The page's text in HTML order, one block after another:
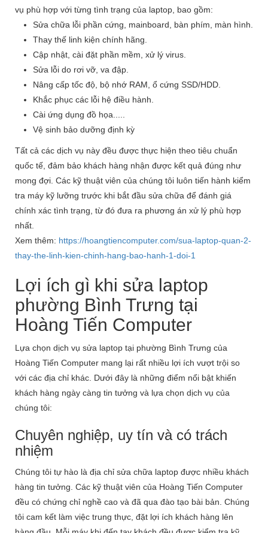
vụ phù hợp với từng tình trạng của laptop, bao gồm:
Sửa chữa lỗi phần cứng, mainboard, bàn phím, màn hình.
Thay thế linh kiện chính hãng.
Cập nhật, cài đặt phần mềm, xử lý virus.
Sửa lỗi do rơi vỡ, va đập.
Nâng cấp tốc độ, bộ nhớ RAM, ổ cứng SSD/HDD.
Khắc phục các lỗi hệ điều hành.
Cài ứng dụng đồ họa.....
Vệ sinh bảo dưỡng định kỳ
Tất cả các dịch vụ này đều được thực hiện theo tiêu chuẩn
quốc tế, đảm bảo khách hàng nhận được kết quả đúng như
mong đợi. Các kỹ thuật viên của chúng tôi luôn tiến hành kiểm
tra máy kỹ lưỡng trước khi bắt đầu sửa chữa để đánh giá
chính xác tình trạng, từ đó đưa ra phương án xử lý phù hợp
nhất.
Xem thêm: https://hoangtiencomputer.com/sua-laptop-quan-2-
thay-the-linh-kien-chinh-hang-bao-hanh-1-doi-1
Lợi ích gì khi sửa laptop
phường Bình Trưng tại
Hoàng Tiến Computer
Lựa chọn dịch vụ sửa laptop tại phường Bình Trưng của
Hoàng Tiến Computer mang lại rất nhiều lợi ích vượt trội so
với các địa chỉ khác. Dưới đây là những điểm nổi bật khiến
khách hàng ngày càng tin tưởng và lựa chọn dịch vụ của
chúng tôi:
Chuyên nghiệp, uy tín và có trách
nhiệm
Chúng tôi tự hào là địa chỉ sửa chữa laptop được nhiều khách
hàng tin tưởng. Các kỹ thuật viên của Hoàng Tiến Computer
đều có chứng chỉ nghề cao và đã qua đào tạo bài bản. Chúng
tôi cam kết làm việc trung thực, đặt lợi ích khách hàng lên